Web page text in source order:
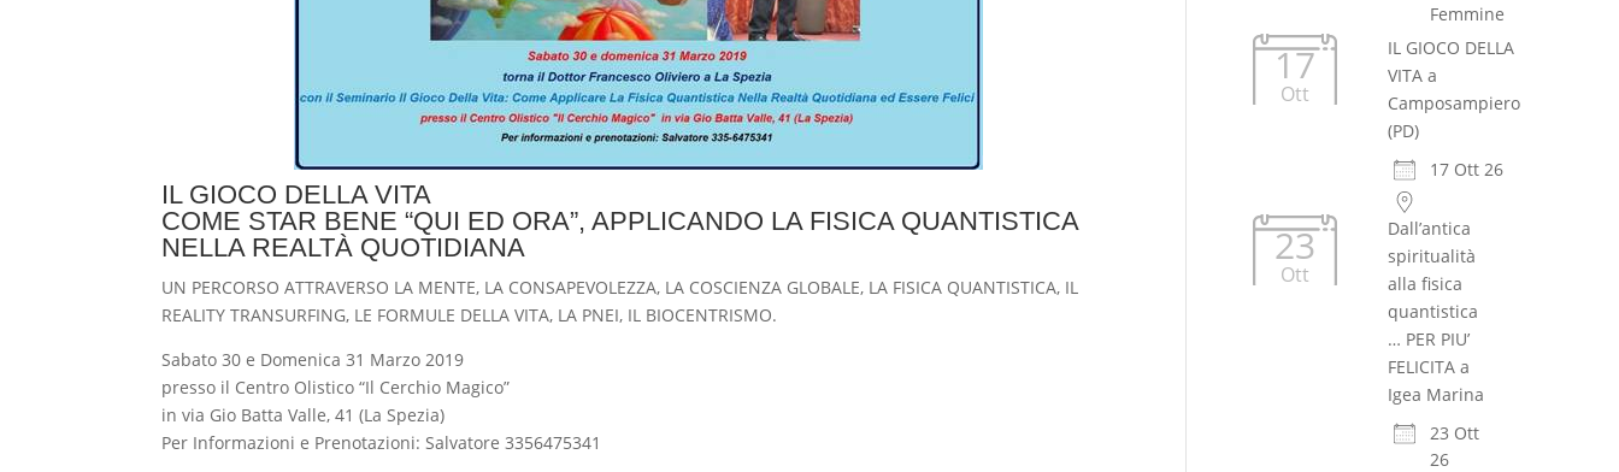
IL GIOCO DELLA VITA
COME STAR BENE “QUI ED ORA”, APPLICANDO LA FISICA QUANTISTICA
NELLA REALTÀ QUOTIDIANA
UN PERCORSO ATTRAVERSO LA MENTE, LA CONSAPEVOLEZZA, LA COSCIENZA GLOBALE, LA FISICA QUANTISTICA, IL
REALITY TRANSURFING, LE FORMULE DELLA VITA, LA PNEI, IL BIOCENTRISMO.
Sabato 30 e Domenica 31 Marzo 2019
presso il Centro Olistico “Il Cerchio Magico”
in via Gio Batta Valle, 41 (La Spezia)
Per Informazioni e Prenotazioni: Salvatore 3356475341
Femmine
17
Ott
IL GIOCO DELLA
VITA a
Camposampiero
(PD)
17 Ott 26
23
Ott
Dall’antica
spiritualità
alla fisica
quantistica
… PER PIU’
FELICITA a
Igea Marina
23 Ott
26